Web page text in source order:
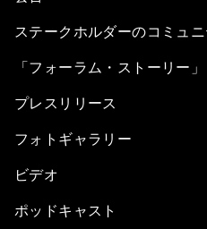
ステークホルダーのコミュニ
「フォーラム・ストーリー」
プレスリリース
フォトギャラリー
ビデオ
ポッドキャスト